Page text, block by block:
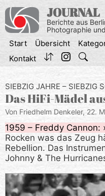
Inhalt
springen
JOURNAL
Berichte aus
Photographie
Start Übersicht
Kontakt
SIEBZIG JAHRE – SIEBZIG
Das HiFi-Mädel
Von Friedhelm Denkeler, 22.
1959 – Freddy Cannon:
Rocken was das Zeug
Rebellion. Das
Johnny & The